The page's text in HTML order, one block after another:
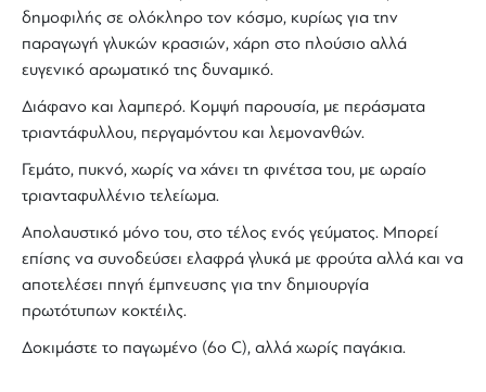
δημοφιλής σε ολόκληρο τον κόσμο, κυρίως για την
παραγωγή γλυκών κρασιών, χάρη στο πλούσιο αλλά
ευγενικό αρωματικό της δυναμικό.
Διάφανο και λαμπερό. Κομψή παρουσία, με περάσματα
τριαντάφυλλου, περγαμόντου και λεμονανθών.
Γεμάτο, πυκνό, χωρίς να χάνει τη φινέτσα του, με ωραίο
τριανταφυλλένιο τελείωμα.
Απολαυστικό μόνο του, στο τέλος ενός γεύματος. Μπορεί
επίσης να συνοδεύσει ελαφρά γλυκά με φρούτα αλλά και να
αποτελέσει πηγή έμπνευσης για την δημιουργία
πρωτότυπων κοκτέιλς.
Δοκιμάστε το παγωμένο (6ο C), αλλά χωρίς παγάκια.